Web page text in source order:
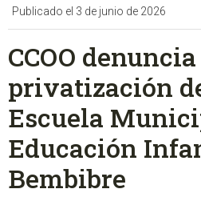
Publicado el 3 de junio de 2026
CCOO
privatización
Escuela
Educación
Bembibre